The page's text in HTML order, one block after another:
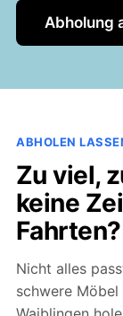
Abholung
ABHOLEN
Zu viel,
keine
Fahrten?
Nicht alles
schwere